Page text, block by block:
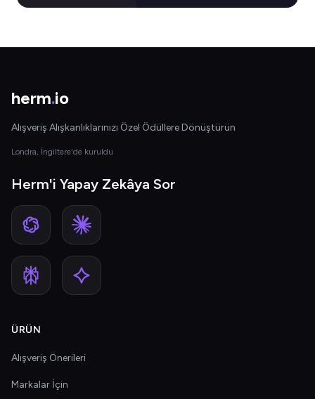
herm.io
Alışveriş Alışkanlıklarınızı Özel Ödüllere Dönüştürün
Londra, İngiltere'de kuruldu
Herm'i Yapay Zekâya Sor
ÜRÜN
Alışveriş Önerileri
Markalar İçin